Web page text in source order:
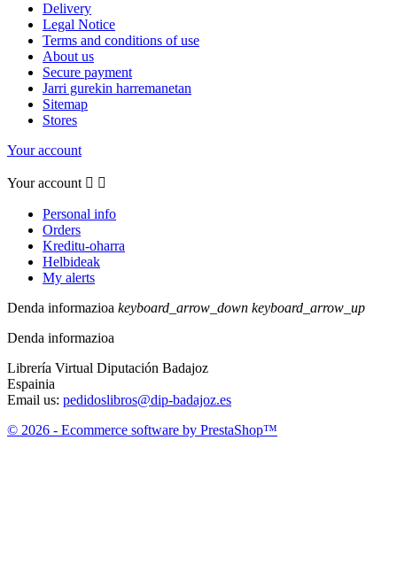
Delivery
Legal Notice
Terms and conditions of use
About us
Secure payment
Jarri gurekin harremanetan
Sitemap
Stores
Your account
Your account  
Personal info
Orders
Kreditu-oharra
Helbideak
My alerts
Denda informazioa keyboard_arrow_down keyboard_arrow_up
Denda informazioa
Librería Virtual Diputación Badajoz
Espainia
Email us: pedidoslibros@dip-badajoz.es
© 2026 - Ecommerce software by PrestaShop™